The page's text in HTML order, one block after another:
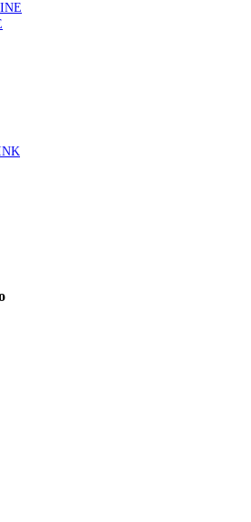
de rastreio do cancro do pulmão são
e representam um investimento
os sistemas de saúde”
cada dez doentes com enfarte
para primeira linha no cancro da
metastático em doentes não
inibidores PD-(L)1
simplificação urgente das regras para
doentes com alta clínica só
2027